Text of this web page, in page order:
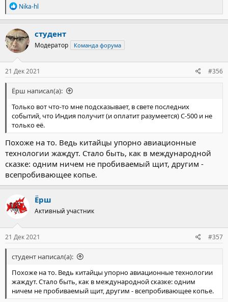
Р
е
а
к
ц
и
и
:
Nika-hl
студент
Модератор Команда форума
21 Дек 2021 #356
Ёрш написал(а):
Только вот что-то мне подсказывает, в свете последних
событий, что Индия получит (и оплатит разумеется) С-500 и не
только её.
Похоже на то. Ведь китайцы упорно авиационные
технологии жаждут. Стало быть, как в международной
сказке: одним ничем не пробиваемый щит, другим -
всепробивающее копье.
Ёрш
Активный участник
21 Дек 2021 #357
студент написал(а):
Похоже на то. Ведь китайцы упорно авиационные технологии
жаждут. Стало быть, как в международной сказке: одним
ничем не пробиваемый щит, другим - всепробивающее копье.